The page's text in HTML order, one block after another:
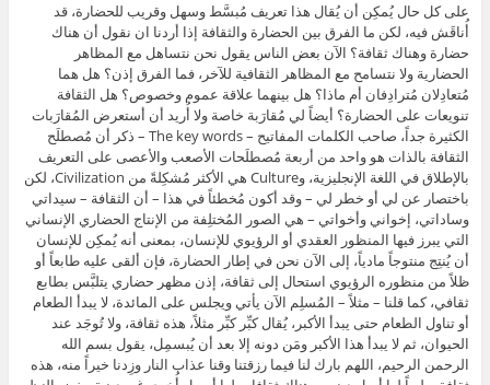
على كل حال يُمكِن أن يُقال هذا تعريف مُبسَّط وسهل وقريب للحضارة، قد
أُناقَش فيه، لكن ما الفرق بين الحضارة والثقافة إذا أردنا ان نقول أن هناك
حضارة وهناك ثقافة؟ الآن بعض الناس يقول نحن نتساهل مع المظاهر
الحضارية ولا نتسامح مع المظاهر الثقافية للآخر، فما الفرق إذن؟ هل هما
مُتعادِلان مُترادِفان أم ماذا؟ هل بينهما علاقة عموم وخصوص؟ هل الثقافة
تنويعات على الحضارة؟ أيضاً لي مُقارَبة خاصة ولا أُريد أن أستعرض المُقارَبات
الكثيرة جداً، صاحب الكلمات المفاتيح – The key words – ذكر أن مُصطلَح
الثقافة بالذات هو واحد من أربعة مُصطلَحات الأصعب والأعصى على التعريف
بالإطلاق في اللغة الإنجليزية، وCulture هي الأكثر مُشكِلةً من Civilization، لكن
باختصار عن لي أو خطر لي – وقد أكون مُخطئاً في هذا – أن الثقافة – سيداتي
وساداتي، إخواني وأخواتي – هي الصور المُختلِفة من الإنتاج الحضاري الإنساني
التي يبرز فيها المنظور العقدي أو الرؤيوي للإنسان، بمعنى أنه يُمكِن للإنسان
أن يُنتِج منتوجاً مادياً، إلى الآن نحن في إطار الحضارة، فإن ألقى عليه طابعاً أو
ظلاً من منظوره الرؤيوي استحال إلى ثقافة، إذن مظهر حضاري يتلبَّس بطابع
ثقافي، كما قلنا – مثلاً – المُسلِم الآن يأتي ويجلس على المائدة، لا يبدأ الطعام
أو تناول الطعام حتى يبدأ الأكبر، يُقال كبِّر كبِّر مثلاً، هذه ثقافة، ولا تُوجَد عند
الحيوان، ثم لا يبدأ هذا الأكبر ومَن دونه إلا بعد أن يُبسمِل، يقول بسم الله
الرحمن الرحيم، اللهم بارك لنا فيما رزقتنا وقنا عذاب النار وزِدنا خيراً منه، هذه